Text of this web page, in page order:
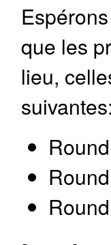
que les
lieu,
suivantes: